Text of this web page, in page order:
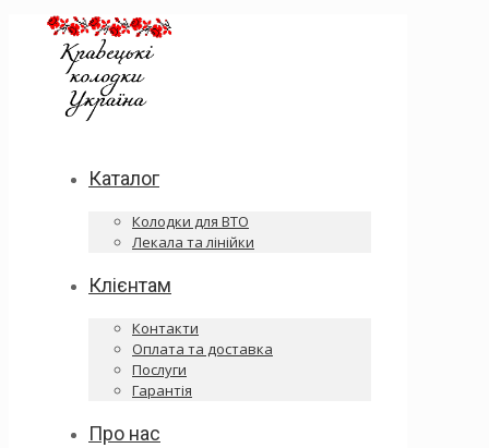
Каталог
Колодки для ВТО
Лекала та лінійки
Клієнтам
Контакти
Оплата та доставка
Послуги
Гарантія
Про нас